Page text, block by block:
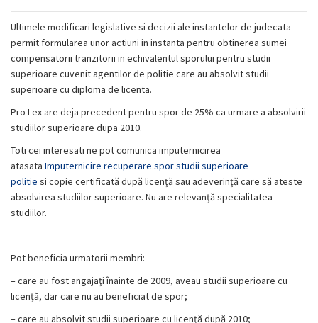
Ultimele modificari legislative si decizii ale instantelor de judecata
permit formularea unor actiuni in instanta pentru obtinerea sumei
compensatorii tranzitorii in echivalentul sporului pentru studii
superioare cuvenit agentilor de politie care au absolvit studii
superioare cu diploma de licenta.
Pro Lex are deja precedent pentru spor de 25% ca urmare a absolvirii
studiilor superioare dupa 2010.
Toti cei interesati ne pot comunica imputernicirea
atasata Imputernicire recuperare spor studii superioare
politie si copie certificată după licenţă sau adeverinţă care să ateste
absolvirea studiilor superioare. Nu are relevanţă specialitatea
studiilor.
Pot beneficia urmatorii membri:
– care au fost angajaţi înainte de 2009, aveau studii superioare cu
licenţă, dar care nu au beneficiat de spor;
– care au absolvit studii superioare cu licenţă după 2010;